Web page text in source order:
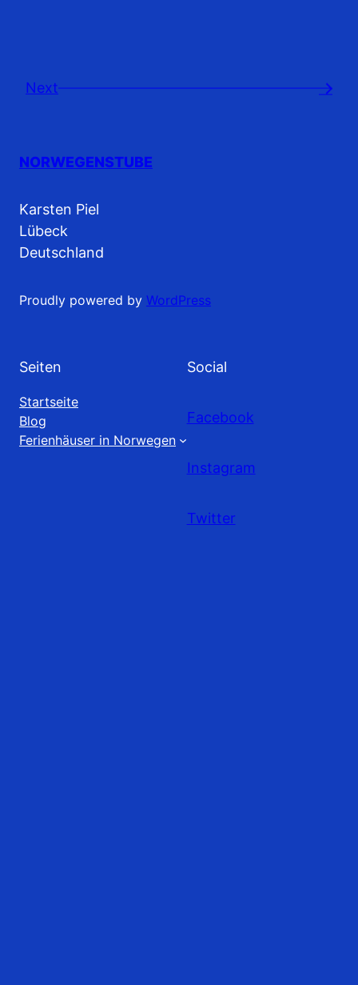
Next →
NORWEGENSTUBE
Karsten Piel
Lübeck
Deutschland
Proudly powered by WordPress
Seiten
Startseite
Blog
Ferienhäuser in Norwegen
Social
Facebook
Instagram
Twitter